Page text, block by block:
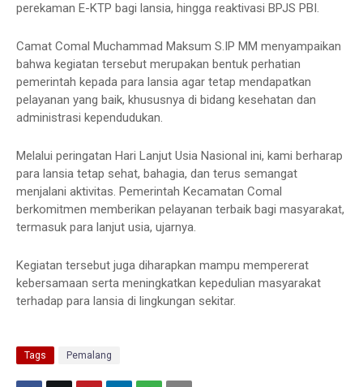
perekaman E-KTP bagi lansia, hingga reaktivasi BPJS PBI.
Camat Comal Muchammad Maksum S.IP MM menyampaikan
bahwa kegiatan tersebut merupakan bentuk perhatian
pemerintah kepada para lansia agar tetap mendapatkan
pelayanan yang baik, khususnya di bidang kesehatan dan
administrasi kependudukan.
Melalui peringatan Hari Lanjut Usia Nasional ini, kami berharap
para lansia tetap sehat, bahagia, dan terus semangat
menjalani aktivitas. Pemerintah Kecamatan Comal
berkomitmen memberikan pelayanan terbaik bagi masyarakat,
termasuk para lanjut usia, ujarnya.
Kegiatan tersebut juga diharapkan mampu mempererat
kebersamaan serta meningkatkan kepedulian masyarakat
terhadap para lansia di lingkungan sekitar.
Tags Pemalang